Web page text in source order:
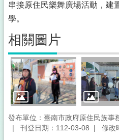
串接原住民樂舞廣場活動，建
學。
相關圖片
發布單位：臺南市政府原住民族事
刊登日期：112-03-08
修改